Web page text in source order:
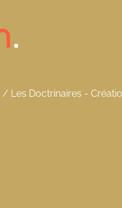
/ Les Doctrinaires -